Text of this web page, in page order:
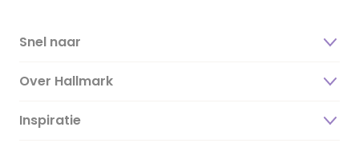
Snel naar
Over Hallmark
Over ons
Inspiratie